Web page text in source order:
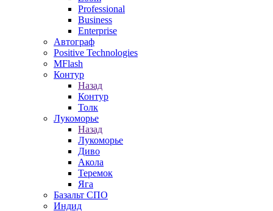
Professional
Business
Enterprise
Автограф
Positive Technologies
MFlash
Контур
Назад
Контур
Толк
Лукоморье
Назад
Лукоморье
Диво
Акола
Теремок
Яга
Базальт СПО
Индид